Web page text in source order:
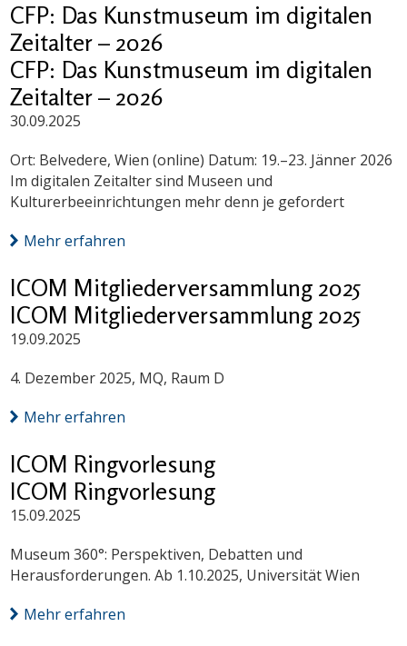
CFP: Das Kunstmuseum im digitalen
Zeitalter – 2026
CFP: Das Kunstmuseum im digitalen
Zeitalter – 2026
30.09.2025
Ort: Belvedere, Wien (online) Datum: 19.–23. Jänner 2026
Im digitalen Zeitalter sind Museen und
Kulturerbeeinrichtungen mehr denn je gefordert
Mehr erfahren
ICOM Mitgliederversammlung 2025
ICOM Mitgliederversammlung 2025
19.09.2025
4. Dezember 2025, MQ, Raum D
Mehr erfahren
ICOM Ringvorlesung
ICOM Ringvorlesung
15.09.2025
Museum 360°: Perspektiven, Debatten und
Herausforderungen. Ab 1.10.2025, Universität Wien
Mehr erfahren